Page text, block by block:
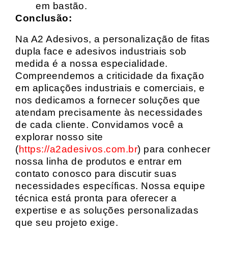
em bastão.
Conclusão:
Na A2 Adesivos, a personalização de fitas
dupla face e adesivos industriais sob
medida é a nossa especialidade.
Compreendemos a criticidade da fixação
em aplicações industriais e comerciais, e
nos dedicamos a fornecer soluções que
atendam precisamente às necessidades
de cada cliente. Convidamos você a
explorar nosso site
(https://a2adesivos.com.br) para conhecer
nossa linha de produtos e entrar em
contato conosco para discutir suas
necessidades específicas. Nossa equipe
técnica está pronta para oferecer a
expertise e as soluções personalizadas
que seu projeto exige.